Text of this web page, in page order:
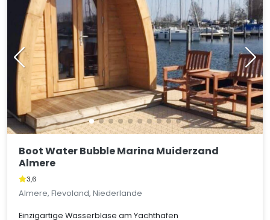
Boot Water Bubble Marina Muiderzand
Almere
3,6
Almere, Flevoland, Niederlande
Einzigartige Wasserblase am Yachthafen